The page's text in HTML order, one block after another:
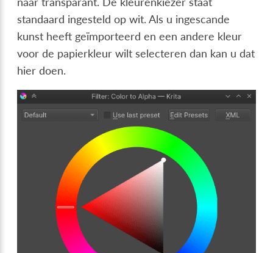
standaard ingesteld op wit. Als u ingescande
kunst heeft geïmporteerd en een andere kleur
voor de papierkleur wilt selecteren dan kan u dat
hier doen.